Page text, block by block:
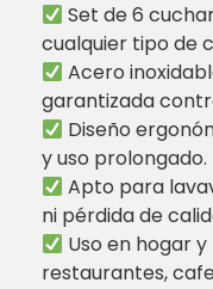
Set de 6
cualquier tipo de
Acero
garantizada
Diseño
y uso prolongado.
Apto para
ni pérdida de
Uso en hogar
restaurantes,